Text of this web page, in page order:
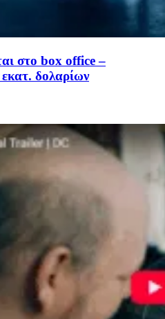
στο box office –
δολαρίων